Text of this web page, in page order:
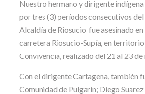
Nuestro hermano y dirigente
por tres (3) períodos consecutivos
Alcaldía de Riosucio, fue asesinado
carretera Riosucio-Supía, en
Convivencia, realizado del 21 al 23
Con el dirigente Cartagena, también
Comunidad de Pulgarín; Diego